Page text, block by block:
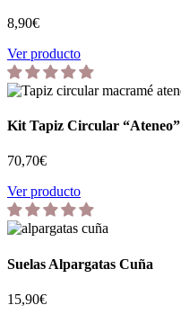
8,90€
Ver producto
Kit Tapiz Circular “Ateneo”
70,70€
Ver producto
Suelas Alpargatas Cuña
15,90€